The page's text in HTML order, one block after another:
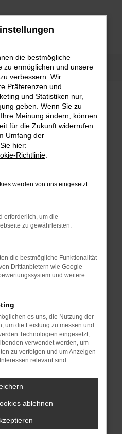
Showroom
Error
aufgetreten.
die dir helfen können:
zum Beispiel
wie Werbeblocker,
bestimmter Seiten
die Seite in einem
in einem privaten
helfen,
zu beheben.
dem neuesten Stand
birgt nicht nur ein
kann auch dazu
die bestmögliche
zu ermöglichen und unsere
verbessern. Wir
Präferenzen und
und Statistiken nur,
geben. Wenn Sie zu
Meinung ändern, können
für die Zukunft widerrufen.
Umfang der
hier:
Richtlinie
werden von uns eingesetzt:
erforderlich, um die
zu gewährleisten.
die bestmögliche Funktionalität
Drittanbietern wie Google
und weitere
es uns, die Nutzung der
um die Leistung zu messen und
Technologien eingesetzt,
verwendet werden, um
zu verfolgen und um Anzeigen
relevant sind.
ablehnen